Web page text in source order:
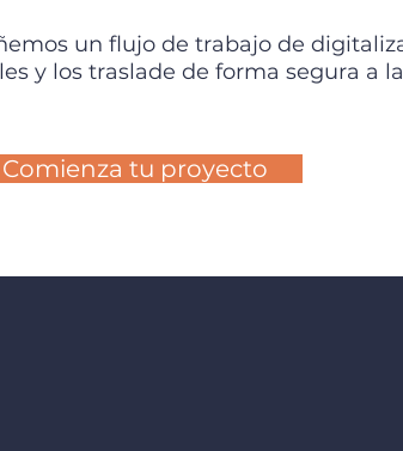
un flujo de trabajo de
y los traslade de forma segura a
Comienza tu proyecto